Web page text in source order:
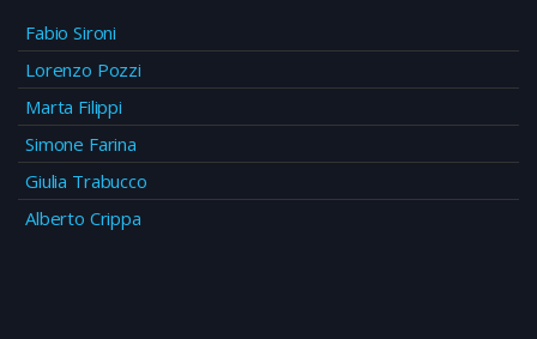
Fabio Sironi
Lorenzo Pozzi
Marta Filippi
Simone Farina
Giulia Trabucco
Alberto Crippa